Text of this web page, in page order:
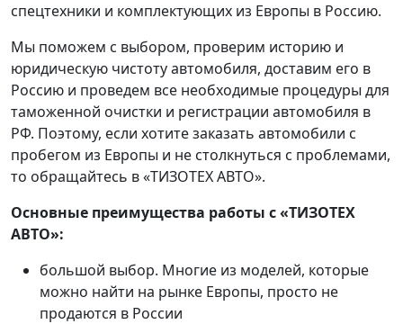
спецтехники и комплектующих из Европы в Россию.
Мы поможем с выбором, проверим историю и
юридическую чистоту автомобиля, доставим его в
Россию и проведем все необходимые процедуры для
таможенной очистки и регистрации автомобиля в
РФ. Поэтому, если хотите заказать автомобили с
пробегом из Европы и не столкнуться с проблемами,
то обращайтесь в «ТИЗОТЕХ АВТО».
Основные преимущества работы с «ТИЗОТЕХ
АВТО»:
большой выбор. Многие из моделей, которые
можно найти на рынке Европы, просто не
продаются в России